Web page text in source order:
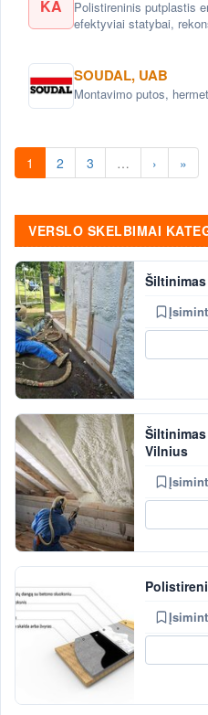
KA
Polistireninis putplastis
efektyviai statybai,
SOUDAL, UAB
Montavimo putos,
1 2 3 … › »
VERSLO SKELBIMAI
Vilnius